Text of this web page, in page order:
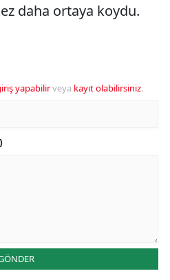
daha ortaya koydu.
yapabilirveya kayıt olabilirsiniz.